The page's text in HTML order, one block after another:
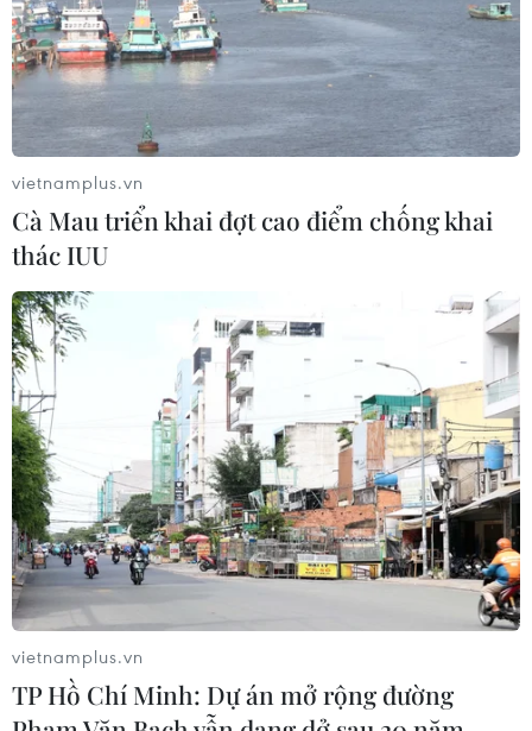
TIN CÙNG CHUYÊN MỤC
Ca vi phẫu ghép da đầu hiếm gặp
vietnamplus.vn
Cà Mau triển khai đợt cao điểm chống khai
thác IUU
vietnamplus.vn
TP Hồ Chí Minh: Dự án mở rộng đường